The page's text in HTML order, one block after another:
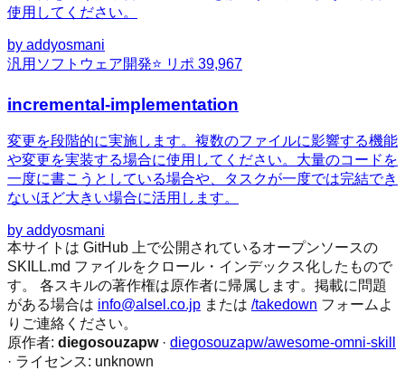
使用してください。
by addyosmani
汎用 ソフトウェア開発⭐ リポ 39,967
incremental-implementation
変更を段階的に実施します。複数のファイルに影響する機能
や変更を実装する場合に使用してください。大量のコードを
一度に書こうとしている場合や、タスクが一度では完結でき
ないほど大きい場合に活用します。
by addyosmani
本サイトは GitHub 上で公開されているオープンソースの
SKILL.md ファイルをクロール・インデックス化したもので
す。 各スキルの著作権は原作者に帰属します。掲載に問題
がある場合は info@alsel.co.jp または /takedown フォームよ
りご連絡ください。
原作者: diegosouzapw· diegosouzapw/awesome-omni-skill
· ライセンス: unknown